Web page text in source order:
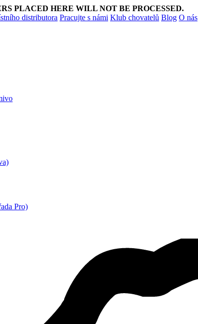
PLACED HERE WILL NOT BE PROCESSED.
distributora Pracujte s námi Klub chovatelů Blog O nás
Pro)